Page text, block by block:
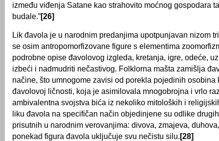
između viđenja Satane kao strahovito moćnog gospodara
budale.”[26]
Lik đavola je u narodnim predanjima upotpunjavan nizom
se osim antropomorfizovane figure s elementima
podrobne opise đavolovog izgleda, kretanja, igre, odeće,
izbeći i nadmudriti nečastivog. Folklorna mašta zamišlja
načine, što umnogome zavisi od porekla pojedinih osobina
đavolovoj ličnosti, koja je asimilovala mnogobrojna i vrlo
ambivalentna svojstva bića iz nekoliko mitoloških i
liku đavola na specifičan način objedinjene su odlike
prisutnih u narodnim verovanjima: divova, zmajeva,
ponekad figura đavola uključuje svu nečistu silu.[28]